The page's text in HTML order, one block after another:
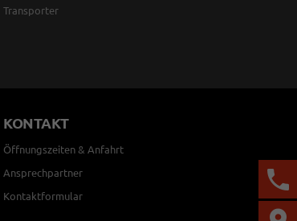
Transporter
KONTAKT
Öffnungszeiten & Anfahrt
Ansprechpartner
Kontaktformular